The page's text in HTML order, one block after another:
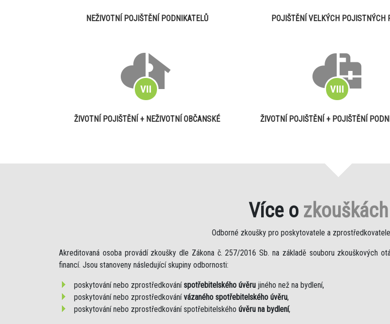
NEŽIVOTNÍ POJIŠTĚNÍ PODNIKATELŮ POJIŠTĚNÍ VELKÝCH POJISTNÝCH
ŽIVOTNÍ POJIŠTĚNÍ + NEŽIVOTNÍ OBČANSKÉ ŽIVOTNÍ POJIŠTĚNÍ + POJIŠTĚNÍ
Více o
Odborné zkoušky pro poskytovatele a zprostředkovatele
Akreditovaná osoba provádí zkoušky dle Zákona č. 257/2016 Sb. na základě souboru zkouškových
financí. Jsou stanoveny následující skupiny odbornosti:
poskytování nebo zprostředkováníspotřebitelského úvěru jiného než na bydlení,
poskytování nebo zprostředkovánívázaného spotřebitelského úvěru,
poskytování nebo zprostředkování spotřebitelského úvěru na bydlení,